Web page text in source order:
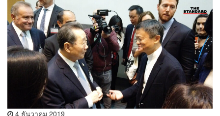
4 ธันวาคม 2019